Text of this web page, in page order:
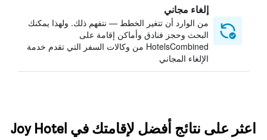
إلغاء مجاني
من الوارد أن تتغير الخطط — نتفهم ذلك. ولهذا يمكنك
البحث وحجز فنادق وأماكن إقامة على
HotelsCombined من وكالات السفر التي تقدم خدمة
الإلغاء المجاني
اعثر على نتائج أفضل لإقامتك في Joy Hotel